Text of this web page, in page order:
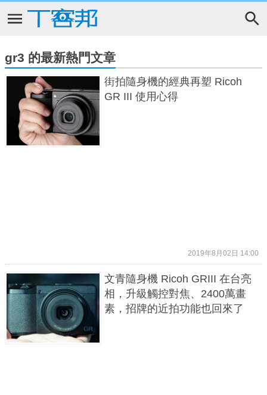
gr3 的最新熱門文章
街拍隨身機的經典再塑 Ricoh
GR III 使用心得
2019年8月02日 14:00
文青隨身機 Ricoh GRIII 在台亮
相，升級觸控對焦、2400萬畫
素，招牌的近拍功能也回來了